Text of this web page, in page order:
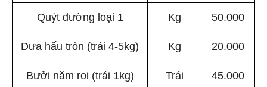
Quýt đường loại 1 Kg 50.000
Dưa hấu tròn (trái 4-5kg) Kg 20.000
Bưởi năm roi (trái 1kg) Trái 45.000